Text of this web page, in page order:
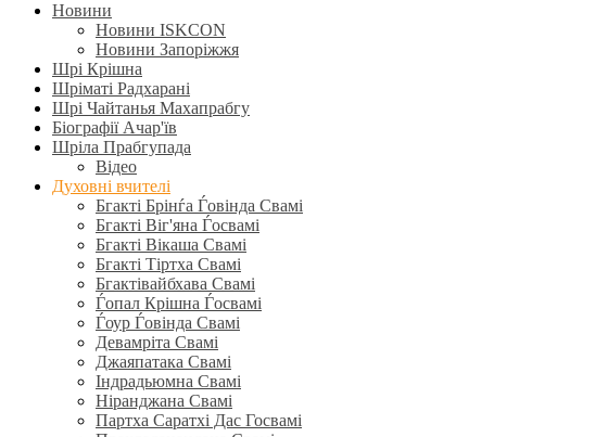
Новини
Новини ISKCON
Новини Запоріжжя
Шрі Крішна
Шріматі Радхарані
Шрі Чайтанья Махапрабгу
Біографії Ачар'їв
Шріла Прабгупада
Відео
Духовні вчителі
Бгакті Брінѓа Ѓовінда Свамі
Бгакті Віг'яна Ѓосвамі
Бгакті Вікаша Свамі
Бгакті Тіртха Свамі
Бгактівайбхава Свамі
Ѓопал Крішна Ѓосвамі
Ѓоур Ѓовінда Свамі
Девамріта Свамі
Джаяпатака Свамі
Індрадьюмна Свамі
Ніранджана Свамі
Партха Саратхі Дас Госвамі